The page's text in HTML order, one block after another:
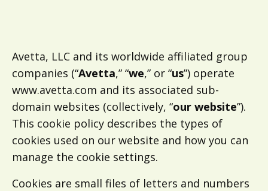
Avetta, LLC and its worldwide affiliated group
companies (“Avetta,” “we,” or “us”) operate
www.avetta.com and its associated sub-
domain websites (collectively, “our website”).
This cookie policy describes the types of
cookies used on our website and how you can
manage the cookie settings.
Cookies are small files of letters and numbers